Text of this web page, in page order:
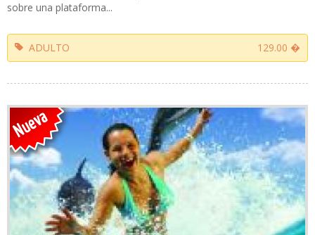
sobre una plataforma...
ADULTO 129.00 �